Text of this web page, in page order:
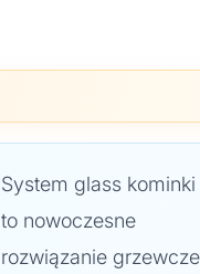
System glass kominki
to nowoczesne
rozwiązanie